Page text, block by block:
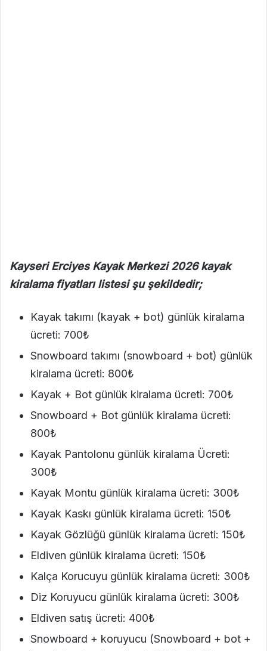
Kayseri Erciyes Kayak Merkezi 2026 kayak
kiralama fiyatları listesi şu şekildedir;
Kayak takımı (kayak + bot) günlük kiralama
ücreti: 700₺
Snowboard takımı (snowboard + bot) günlük
kiralama ücreti: 800₺
Kayak + Bot günlük kiralama ücreti: 700₺
Snowboard + Bot günlük kiralama ücreti:
800₺
Kayak Pantolonu günlük kiralama Ücreti:
300₺
Kayak Montu günlük kiralama ücreti: 300₺
Kayak Kaskı günlük kiralama ücreti: 150₺
Kayak Gözlüğü günlük kiralama ücreti: 150₺
Eldiven günlük kiralama ücreti: 150₺
Kalça Korucuyu günlük kiralama ücreti: 300₺
Diz Koruyucu günlük kiralama ücreti: 300₺
Eldiven satış ücreti: 400₺
Snowboard + koruyucu (Snowboard + bot +